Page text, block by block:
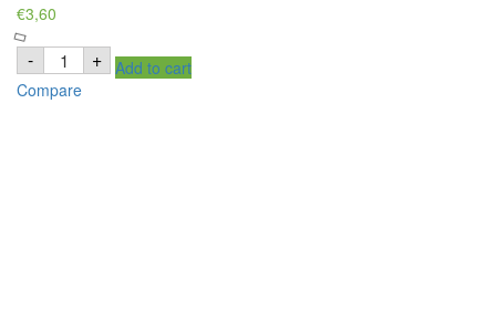
€3,60
- MTR
Alu
Methi
ready
+ Add to cart
Compare